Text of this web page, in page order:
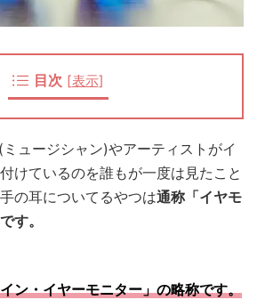
目次 [表示]
ュージシャン)やアーティストがイ
けているのを誰もが一度は見たこと
の耳についてるやつは通称「イヤモ
す。
ン・イヤーモニター」の略称です。